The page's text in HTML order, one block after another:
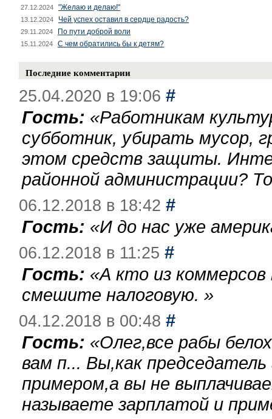
27.12.2024 "Желаю и делаю!"
13.12.2024 Чей успех оставил в сердце радость?
29.11.2024 По пути доброй воли
15.11.2024 С чем обратились бы к детям?
Последние комментарии
25.04.2020 в 19:06 #
Гость: «Работникам
субботник, убирать мусор,
этом средств защиты.
районной администрации?
06.12.2018 в 18:42 #
Гость: «И до нас уже
06.12.2018 в 11:25 #
Гость: «А кто из
смешите налоговую. »
04.12.2018 в 00:48 #
Гость: «Олег,все рабы
вам п... Вы,как
примером,а вы не
называете зарплатой и